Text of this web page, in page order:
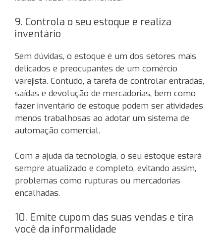
9. Controla o seu estoque e realiza
inventário
Sem dúvidas, o estoque é um dos setores mais
delicados e preocupantes de um comércio
varejista. Contudo, a tarefa de controlar entradas,
saídas e devolução de mercadorias, bem como
fazer inventário de estoque podem ser atividades
menos trabalhosas ao adotar um sistema de
automação comercial.
Com a ajuda da tecnologia, o seu estoque estará
sempre atualizado e completo, evitando assim,
problemas como rupturas ou mercadorias
encalhadas.
10. Emite cupom das suas vendas e tira
você da informalidade